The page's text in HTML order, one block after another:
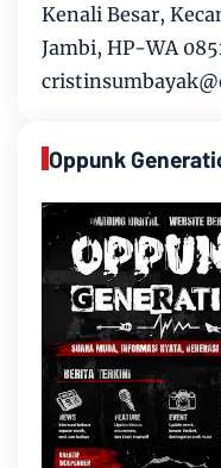
Kenali Besar,
Jambi, HP-WA
Oppunk